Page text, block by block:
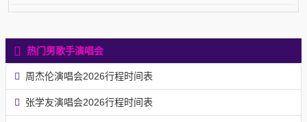
热门男歌手演唱会
周杰伦演唱会2026行程时间表
张学友演唱会2026行程时间表